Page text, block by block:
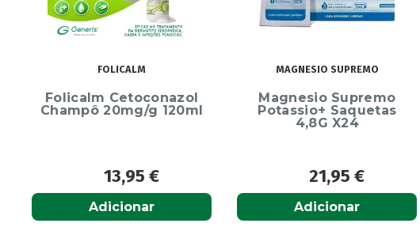
FOLICALM
Folicalm Cetoconazol
Champô 20mg/g 120ml
13,95€
Adicionar
MAGNESIO SUPREMO
Magnesio Supremo
Potassio+ Saquetas
4,8G X24
21,95€
Adicionar